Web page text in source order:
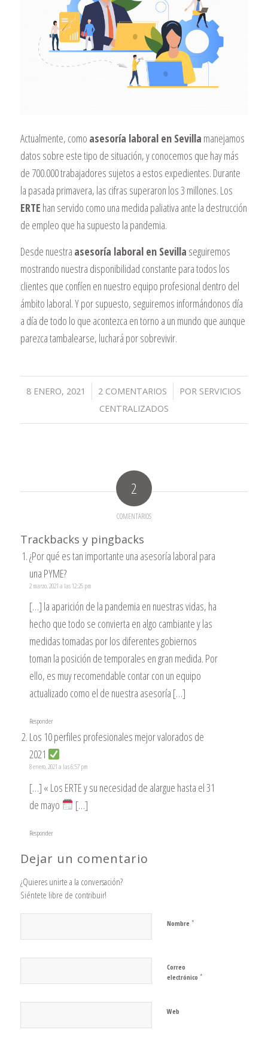
Actualmente, como asesoría laboral en Sevilla manejamos
datos sobre este tipo de situación, y conocemos que hay más
de 700.000 trabajadores sujetos a estos expedientes. Durante
la pasada primavera, las cifras superaron los 3 millones. Los
ERTE han servido como una medida paliativa ante la destrucción
de empleo que ha supuesto la pandemia.
Desde nuestra asesoría laboral en Sevilla seguiremos
mostrando nuestra disponibilidad constante para todos los
clientes que confíen en nuestro equipo profesional dentro del
ámbito laboral. Y por supuesto, seguiremos informándonos día
a día de todo lo que acontezca en torno a un mundo que aunque
parezca tambalearse, luchará por sobrevivir.
8 ENERO, 2021
/ 2 COMENTARIOS
/ POR SERVICIOS
CENTRALIZADOS
2
COMENTARIOS
Trackbacks y pingbacks
¿Por qué es tan importante una asesoría laboral para
una PYME?
2 marzo, 2021 a las 12:25 pm
[…] la aparición de la pandemia en nuestras vidas, ha
hecho que todo se convierta en algo cambiante y las
medidas tomadas por los diferentes gobiernos
toman la posición de temporales en gran medida. Por
ello, es muy recomendable contar con un equipo
actualizado como el de nuestra asesoría […]
Responder
Los 10 perfiles profesionales mejor valorados de
2021
8 enero, 2021 a las 6:57 pm
[…] « Los ERTE y su necesidad de alargue hasta el 31
de mayo
[…]
Responder
Dejar un comentario
¿Quieres unirte a la conversación?
Siéntete libre de contribuir!
Nombre *
Correo
electrónico *
Web